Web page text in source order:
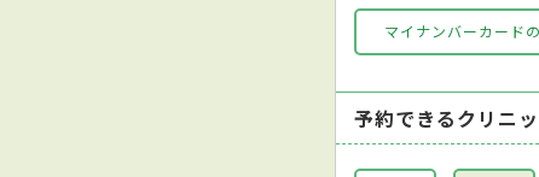
マイナンバーカード
予約できるクリニ